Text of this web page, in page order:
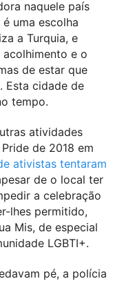
naquele país
uma escolha
a Turquia, e
e o
de estar que
Esta cidade de
tempo.
atividades
de 2018 em
ativistas tentaram
de o local ter
a celebração
lhes permitido,
Mis, de especial
LGBTI+.
pé, a polícia